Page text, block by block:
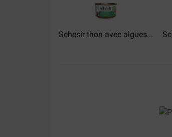
Schesir thon avec algues...